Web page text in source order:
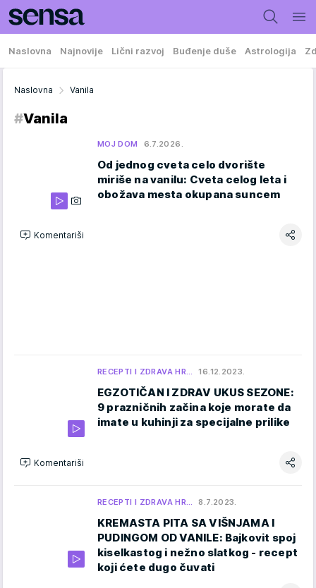
Naslovna Najnovije Lični razvoj Buđenje duše Astrologija
Naslovna Vanila
#Vanila
MOJ DOM 6.7.2026.
Od jednog cveta celo dvorište
miriše na vanilu: Cveta celog leta i
obožava mesta okupana suncem
Komentariši
RECEPTI I ZDRAVA HR… 16.12.2023.
EGZOTIČAN I ZDRAV UKUS SEZONE:
9 prazničnih začina koje morate da
imate u kuhinji za specijalne prilike
Komentariši
RECEPTI I ZDRAVA HR… 8.7.2023.
KREMASTA PITA SA VIŠNJAMA I
PUDINGOM OD VANILE: Bajkovit spoj
kiselkastog i nežno slatkog - recept
koji ćete dugo čuvati